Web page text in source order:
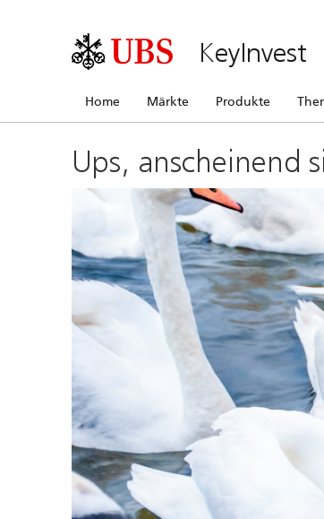
KeyInvest
Home Märkte Produkte
Ups, anscheinend